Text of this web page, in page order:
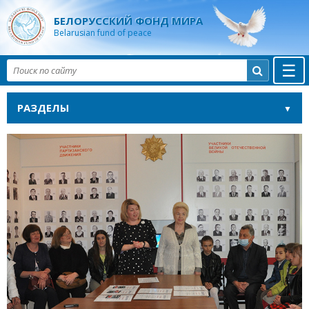
БЕЛОРУССКИЙ ФОНД МИРА
Belarusian fund of peace
☰

РАЗДЕЛЫ